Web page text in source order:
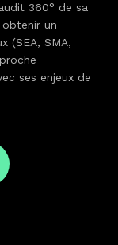
360° de sa
un
(SEA, SMA,
ses enjeux de